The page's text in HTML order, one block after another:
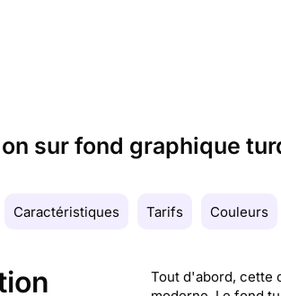
sur fond graphique
Caractéristiques Tarifs Couleurs
Tout d'abord, cette